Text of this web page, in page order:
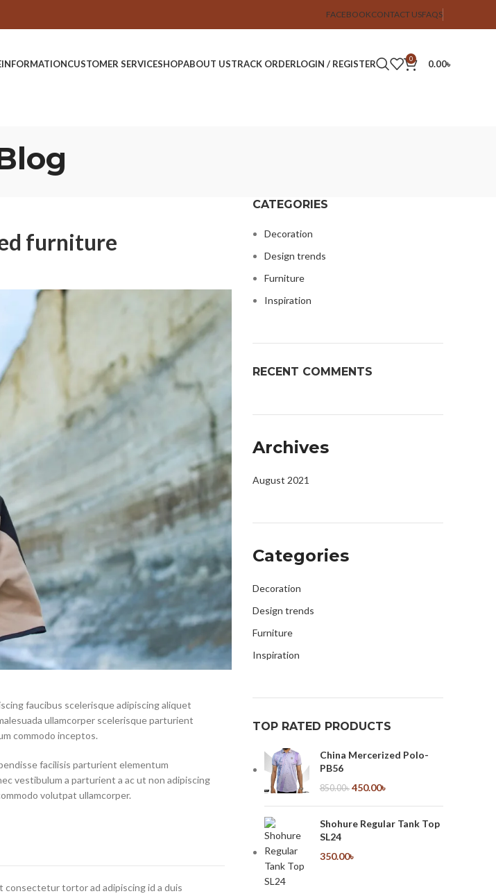
FACEBOOKCONTACT USFAQS
INFORMATIONCUSTOMER SERVICESHOPABOUT USTRACK ORDERLOGIN / REGISTER 0 0.00৳
furniture
faucibus scelerisque adipiscing aliquet
ullamcorper scelerisque parturient
commodo inceptos.
facilisis parturient elementum
vestibulum a parturient a ac ut non adipiscing
volutpat ullamcorper.
tortor ad adipiscing id a duis
CATEGORIES
Decoration
Design trends
Furniture
Inspiration
RECENT COMMENTS
Archives
August 2021
Categories
Decoration
Design trends
Furniture
Inspiration
TOP RATED PRODUCTS
China Mercerized Polo-
PB56
850.00৳ 450.00৳
Shohure Regular Tank Top
SL24
350.00৳